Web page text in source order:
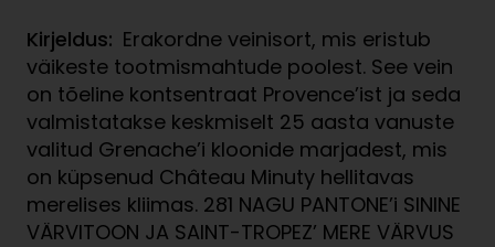
Kirjeldus: Erakordne veinisort, mis eristub
väikeste tootmismahtude poolest. See vein
on tõeline kontsentraat Provence’ist ja seda
valmistatakse keskmiselt 25 aasta vanuste
valitud Grenache’i kloonide marjadest, mis
on küpsenud Château Minuty hellitavas
merelises kliimas. 281 NAGU PANTONE’i SININE
VÄRVITOON JA SAINT-TROPEZ’ MERE VÄRVUS